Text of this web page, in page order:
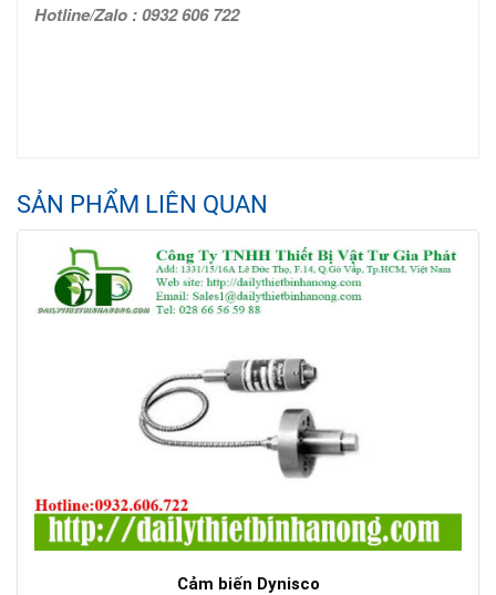
Hotline/Zalo : 0932 606 722
SẢN PHẨM LIÊN QUAN
Cảm biến Dynisco